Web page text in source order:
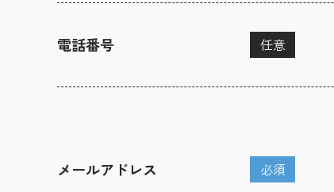
電話番号 任意
メールアドレス 必須